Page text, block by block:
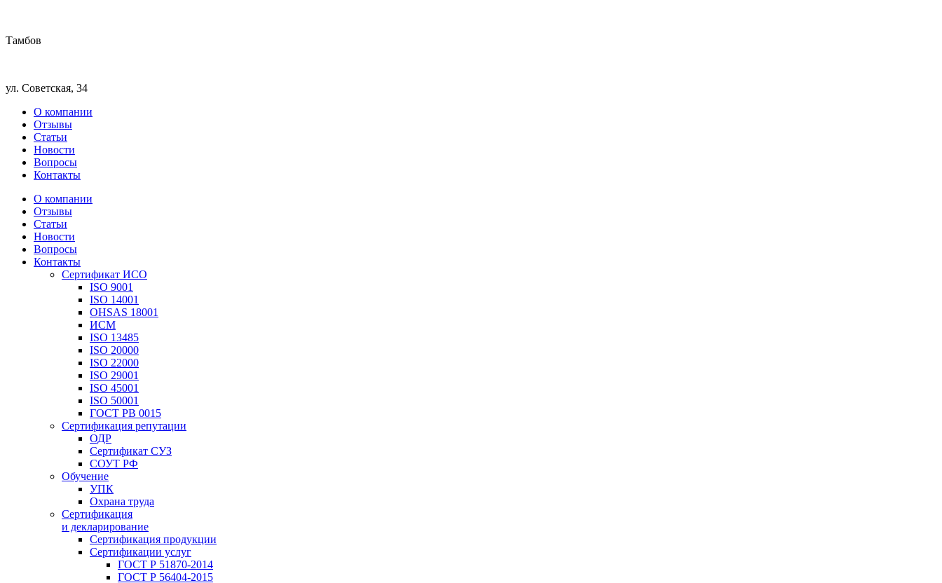
Тамбов
ул. Советская, 34
О компании
Отзывы
Статьи
Новости
Вопросы
Контакты
О компании
Отзывы
Статьи
Новости
Вопросы
Контакты
Сертификат ИСО
ISO 9001
ISO 14001
OHSAS 18001
ИСМ
ISO 13485
ISO 20000
ISO 22000
ISO 29001
ISO 45001
ISO 50001
ГОСТ РВ 0015
Сертификация репутации
ОДР
Сертификат СУЗ
СОУТ РФ
Обучение
УПК
Охрана труда
Сертификация
и декларирование
Сертификация продукции
Сертификации услуг
ГОСТ Р 51870-2014
ГОСТ Р 56404-2015